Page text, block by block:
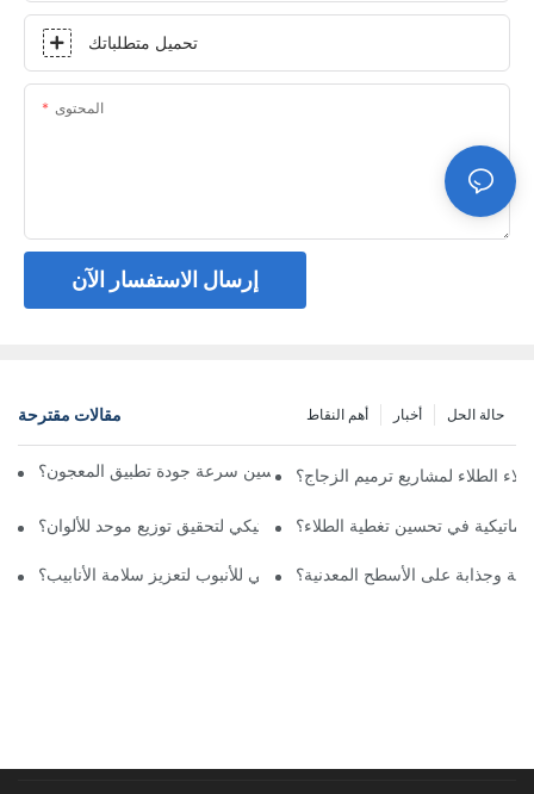
تحميل متطلباتك
المحتوى
إرسال الاستفسار الآن
مقالات مقترحة حالة الحل أخبار أهم النقاط
كيف تعمل آلة رش المعجون على تحسين سرعة جودة تطبيق المعجون؟
الطلاء لمشاريع ترميم الزجاج؟
ما هي مميزات نظام الرش الأوتوماتيكي لتحقيق توزيع موحد للألوان؟
في تحسين تغطية الطلاء؟
ما هي فوائد رش الجدار الداخلي للأنبوب لتعزيز سلامة الأنابيب؟
وجذابة على الأسطح المعدنية؟